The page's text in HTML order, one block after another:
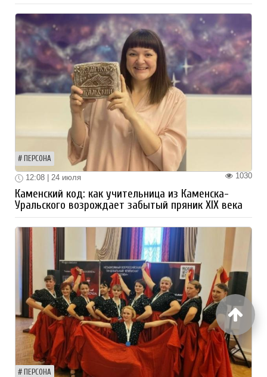
ПЕРСОНА
1030
12:08 | 24 июля
Каменский код: как учительница из Каменска-
Уральского возрождает забытый пряник XIX века
ПЕРСОНА